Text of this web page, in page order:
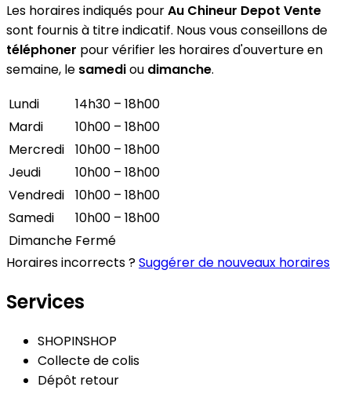
Les horaires indiqués pourAu Chineur Depot Vente
sont fournis à titre indicatif. Nous vous conseillons de
téléphoner pour vérifier les horaires d'ouverture en
semaine, le samediou dimanche.
Lundi
14h30 – 18h00
Mardi
10h00 – 18h00
Mercredi
10h00 – 18h00
Jeudi
10h00 – 18h00
Vendredi
10h00 – 18h00
Samedi
10h00 – 18h00
Dimanche Fermé
Horaires incorrects ?Suggérer de nouveaux horaires
Services
SHOPINSHOP
Collecte de colis
Dépôt retour